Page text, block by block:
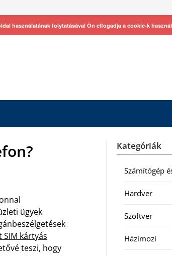
ügyek
SIM kártyás
teszi, hogy
Kategóriák
Számítógép
Hardver
Szoftver
Házimozi
használatának folytatásával Ön elfogadja a cookie-k